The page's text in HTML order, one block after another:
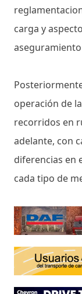
carga y
operación de
recorridos en
adelante, con
diferencias en
cada tipo de